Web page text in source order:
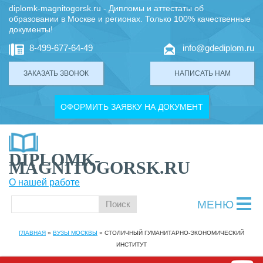
diplomk-magnitogorsk.ru - Дипломы и аттестаты об
образовании в Москве и регионах. Только 100% качественные
документы!
8-499-677-64-49
ЗАКАЗАТЬ ЗВОНОК
info@gdediplom.ru
НАПИСАТЬ НАМ
ОФОРМИТЬ ЗАЯВКУ НА ДОКУМЕНТ
DIPLOMK-
MAGNITOGORSK.RU
О нашей работе
МЕНЮ
ГЛАВНАЯ » ВУЗЫ МОСКВЫ » СТОЛИЧНЫЙ ГУМАНИТАРНО-ЭКОНОМИЧЕСКИЙ
ИНСТИТУТ